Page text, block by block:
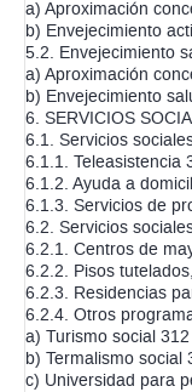
a) Aproximación
b) Envejecimiento
5.2. Envejecimiento
a) Aproximación
b) Envejecimiento
6. SERVICIOS
6.1. Servicios
6.1.1. Teleasistencia
6.1.2. Ayuda a
6.1.3. Servicios de
6.2. Servicios
6.2.1. Centros de
6.2.2. Pisos
6.2.3. Residencias
6.2.4. Otros
a) Turismo social 312
b) Termalismo social
c) Universidad para